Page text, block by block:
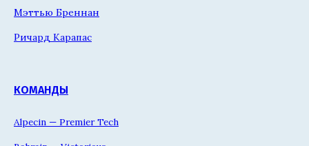
Мэттью Бреннан
Ричард Карапас
КОМАНДЫ
Alpecin — Premier Tech